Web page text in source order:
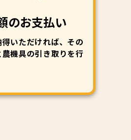
のお支払い
いただければ、その
機具の引き取りを行